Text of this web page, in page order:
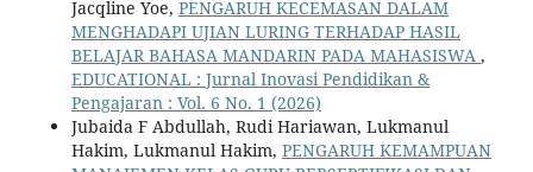
Jacqline Yoe, PENGARUH KECEMASAN DALAM
MENGHADAPI UJIAN LURING TERHADAP HASIL
BELAJAR BAHASA MANDARIN PADA MAHASISWA ,
EDUCATIONAL : Jurnal Inovasi Pendidikan &
Pengajaran : Vol. 6 No. 1 (2026)
Jubaida F Abdullah, Rudi Hariawan, Lukmanul
Hakim, Lukmanul Hakim, PENGARUH KEMAMPUAN